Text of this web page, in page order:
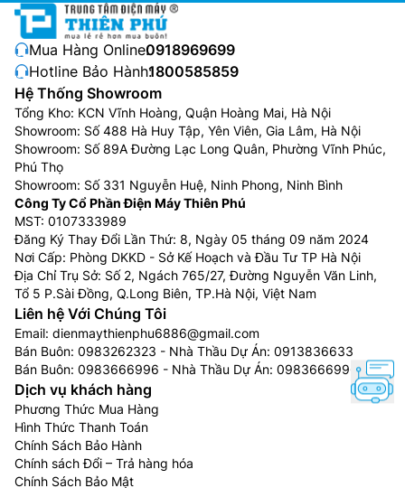
liên hệ: 0983262323 để nhận được tư vấn về giá
cũng như hỗ trợ tốt nhất
Khách hàng là nhà thầu, Xây dựng công trình lớn
muốn hỗ trợ về thiết kế, tư vấn về kỹ thuật cũng
như cần kỹ thuật viên thi công lắp đặt tại công
trình vui lòng Liên Hệ:0983666996
Khách hàng ở Khu vực Ninh Bình xin vui lòng liên
hệ: 0912339019
Khách hàng ở Khu vực Vĩnh Phúc xin vui lòng liên
hệ: 0982067318
Khách hàng ở Khu vực Bắc Giang xin vui lòng liên
hệ: 0983666996
Mua Hàng Online:0918969699
Hotline Bảo Hành:1800585859
Hệ Thống Showroom
Tổng Kho: KCN Vĩnh Hoàng, Quận Hoàng Mai, Hà Nội
Showroom: Số 488 Hà Huy Tập, Yên Viên, Gia Lâm, Hà Nội
Showroom: Số 89A Đường Lạc Long Quân, Phường Vĩnh Phúc,
Phú Thọ
Showroom: Số 331 Nguyễn Huệ, Ninh Phong, Ninh Bình
Công Ty Cổ Phần Điện Máy Thiên Phú
MST: 0107333989
Đăng Ký Thay Đổi Lần Thứ: 8, Ngày 05 tháng 09 năm 2024
Nơi Cấp: Phòng DKKD - Sở Kế Hoạch và Đầu Tư TP Hà Nội
Địa Chỉ Trụ Sở: Số 2, Ngách 765/27, Đường Nguyễn Văn Linh,
Tổ 5 P.Sài Đồng, Q.Long Biên, TP.Hà Nội, Việt Nam
Liên hệ Với Chúng Tôi
Email: dienmaythienphu6886@gmail.com
Bán Buôn: 0983262323 - Nhà Thầu Dự Án: 0913836633
Bán Buôn: 0983666996 - Nhà Thầu Dự Án: 0983666996
Dịch vụ khách hàng
Phương Thức Mua Hàng
Hình Thức Thanh Toán
Chính Sách Bảo Hành
Chính sách Đổi – Trả hàng hóa
Chính Sách Bảo Mật